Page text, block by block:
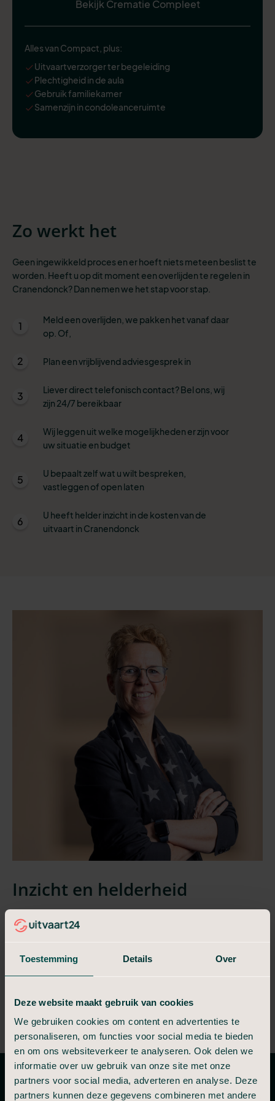
Toestemming Details Over
Deze website maakt gebruik van cookies
We gebruiken cookies om content en advertenties te
personaliseren, om functies voor social media te bieden
en om ons websiteverkeer te analyseren. Ook delen we
informatie over uw gebruik van onze site met onze
partners voor social media, adverteren en analyse. Deze
partners kunnen deze gegevens combineren met andere
Bekijk Crematie Compleet
Alles van Compact, plus:
Uitvaartverzorger ter begeleiding
Plechtigheid in de aula
Gebruik familiekamer
Samenzijn in condoleanceruimte
Zo werkt het
Geen ingewikkeld proces en er hoeft niets meteen beslist te
worden. Heeft u op dit moment een overlijden te regelen in
Cranendonck? Dan nemen we het stap voor stap.
1
Meld een overlijden, we pakken het vanaf daar
op. Of,
2 Plan een vrijblijvend adviesgesprek in
3
Liever direct telefonisch contact? Bel ons, wij
zijn 24/7 bereikbaar
4
Wij leggen uit welke mogelijkheden er zijn voor
uw situatie en budget
5
U bepaalt zelf wat u wilt bespreken,
vastleggen of open laten
6
U heeft helder inzicht in de kosten van de
uitvaart in Cranendonck
Inzicht en helderheid
Heeft u vragen of wilt u weten wat er mogelijk is in
Cranendonck voor uw situatie? Wij leggen het helder uit,
Neem direct telefonisch contact op